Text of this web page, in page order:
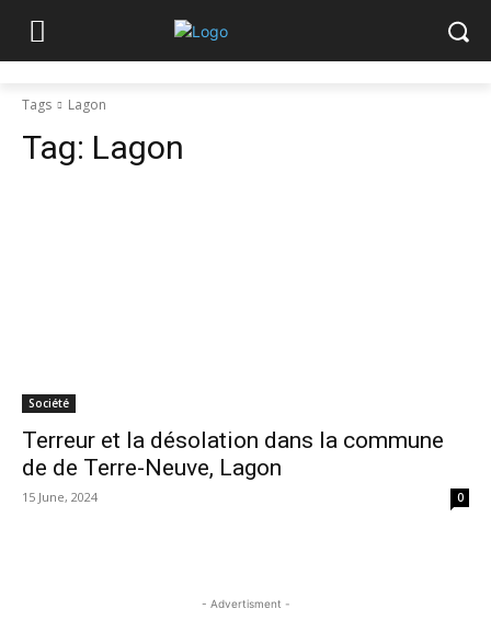
Tags Lagon
Tag: Lagon
Société
Terreur et la désolation dans la commune
de de Terre-Neuve, Lagon
15 June, 2024 0
- Advertisment -